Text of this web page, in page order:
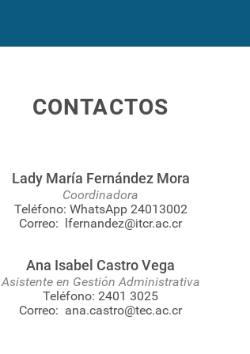
CONTACTOS
Lady María Fernández Mora
Coordinadora
Teléfono: WhatsApp 24013002
Correo: lfernandez@itcr.ac.cr
Ana Isabel Castro Vega
Asistente en Gestión Administrativa
Teléfono: 2401 3025
Correo: ana.castro@tec.ac.cr